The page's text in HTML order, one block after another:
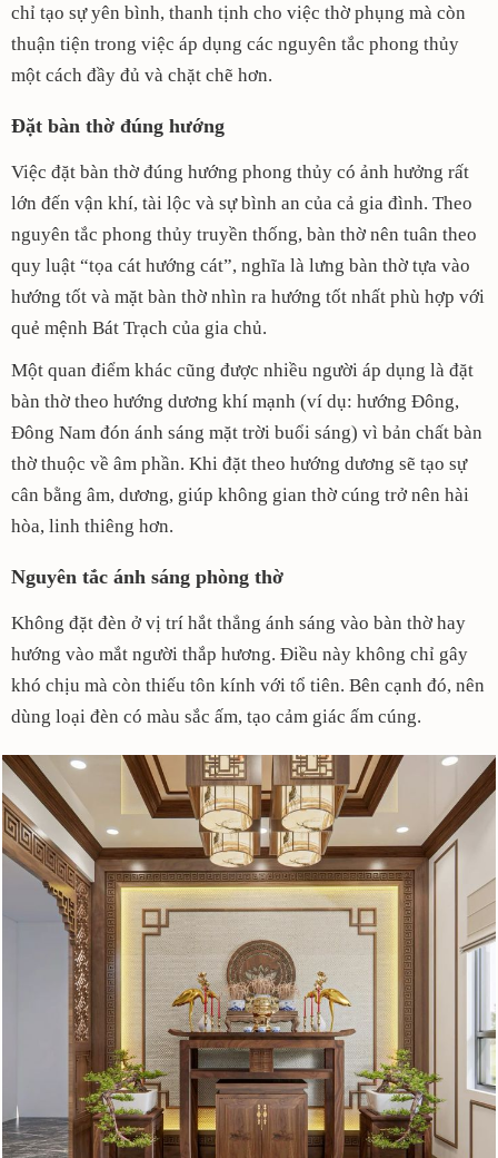
chỉ tạo sự yên bình, thanh tịnh cho việc thờ phụng mà còn
thuận tiện trong việc áp dụng các nguyên tắc phong thủy
một cách đầy đủ và chặt chẽ hơn.
Đặt bàn thờ đúng hướng
Việc đặt bàn thờ đúng hướng phong thủy có ảnh hưởng rất
lớn đến vận khí, tài lộc và sự bình an của cả gia đình. Theo
nguyên tắc phong thủy truyền thống, bàn thờ nên tuân theo
quy luật “tọa cát hướng cát”, nghĩa là lưng bàn thờ tựa vào
hướng tốt và mặt bàn thờ nhìn ra hướng tốt nhất phù hợp với
quẻ mệnh Bát Trạch của gia chủ.
Một quan điểm khác cũng được nhiều người áp dụng là đặt
bàn thờ theo hướng dương khí mạnh (ví dụ: hướng Đông,
Đông Nam đón ánh sáng mặt trời buổi sáng) vì bản chất bàn
thờ thuộc về âm phần. Khi đặt theo hướng dương sẽ tạo sự
cân bằng âm, dương, giúp không gian thờ cúng trở nên hài
hòa, linh thiêng hơn.
Nguyên tắc ánh sáng phòng thờ
Không đặt đèn ở vị trí hắt thẳng ánh sáng vào bàn thờ hay
hướng vào mắt người thắp hương. Điều này không chỉ gây
khó chịu mà còn thiếu tôn kính với tổ tiên. Bên cạnh đó, nên
dùng loại đèn có màu sắc ấm, tạo cảm giác ấm cúng.